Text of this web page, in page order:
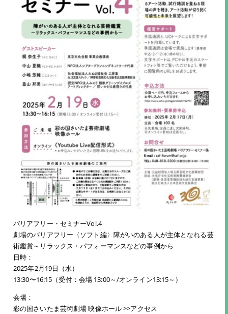
バリアフリー・セミナーVol.4
劇場のバリアフリー〈ソフト編〉障がいのある人が主体となれる芸
術鑑賞～リラックス・パフォーマンスなどの事例から
日時：
2025年2月19日（水）
13:30〜16:15（受付：会場 13:00～/オンライン13:15～）
会場：
彩の国さいたま芸術劇場 映像ホール >>アクセス